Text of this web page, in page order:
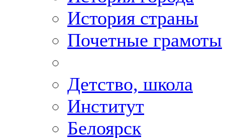
История страны
Почетные грамоты
Детство, школа
Институт
Белоярск